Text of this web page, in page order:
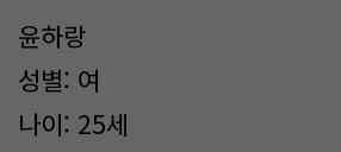
윤하랑
성별: 여
나이: 25세